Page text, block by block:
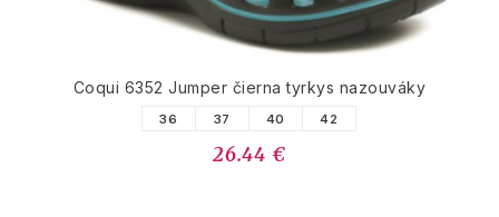
Coqui 6352 Jumper čierna tyrkys nazouváky
36 37 40 42
26.44 €